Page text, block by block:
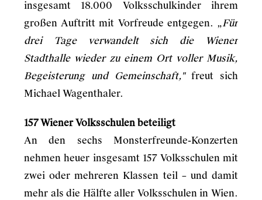
insgesamt 18.000 Volksschulkinder ihrem
großen Auftritt mit Vorfreude entgegen. „Für
drei Tage verwandelt sich die Wiener
Stadthalle wieder zu einem Ort voller Musik,
Begeisterung und Gemeinschaft," freut sich
Michael Wagenthaler.
157 Wiener Volksschulen beteiligt
An den sechs Monsterfreunde-Konzerten
nehmen heuer insgesamt 157 Volksschulen mit
zwei oder mehreren Klassen teil – und damit
mehr als die Hälfte aller Volksschulen in Wien.